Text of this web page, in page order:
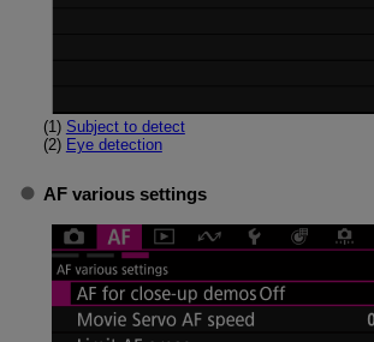
(1) Subject to detect
(2) Eye detection
AF various settings